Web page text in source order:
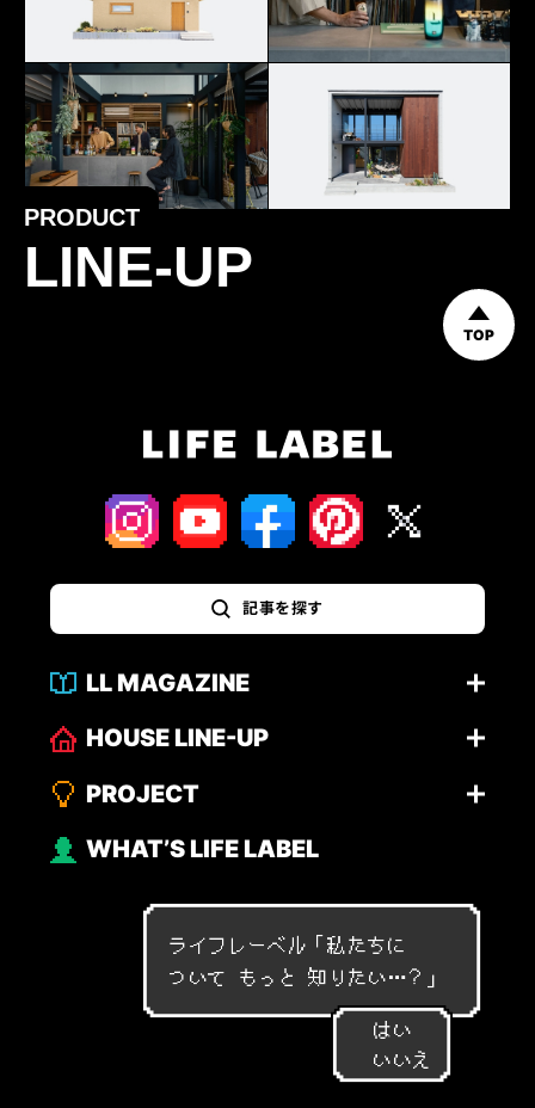
PRODUCT
LINE-UP
TOP
記事を探す
LL MAGAZINE
HOUSE LINE-UP
PROJECT
WHAT’S LIFE LABEL
ライフレーベル「私 たちに
つ いて も っ と 知 り た い…？ 」
はい
いいえ